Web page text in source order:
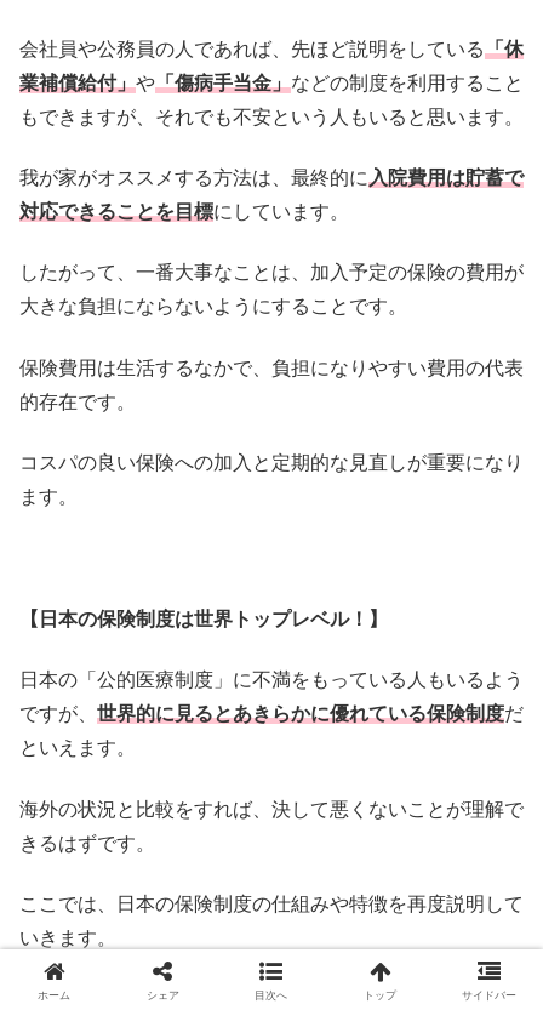
会社員や公務員の人であれば、先ほど説明をしている「休
業補償給付」や「傷病手当金」などの制度を利用すること
もでき ますが、それでも不安という人もいると思います。
我が家がオススメする方法は、最終的に入院費用は貯蓄で
対応できることを目標にしています。
したがって、一番大事なことは、 加入予定の保険の費用が
大きな負担にならないようにすることです。
保険費用は生活するなかで、 負担になりやすい費用の代表
的存在です。
コスパの良い保険への加入と定期的な見直しが重要になり
ます。
【日本の保険制度は世界トップレベル！】
日本の「公的医療制度」に不満をもっている人もいるよう
ですが、 世界的に見るとあきらかに優れている保険制度だ
といえます。
海外の状況と比較をすれば、 決して悪くないことが理解で
きるはずです。
ここでは、
日本の保険制度の仕組みや特徴を再度説明して
いきます。
基本的な部分は繰り返しになる所もありますが、 覚えてほ
ホーム シェア 目次へ トップ サイドバー